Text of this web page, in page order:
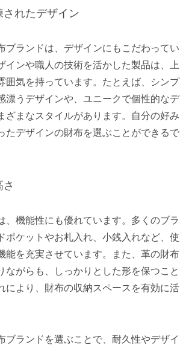
されたデザイン
ブランドは、デザインにもこだわってい
インや職人の技術を活かした製品は、上
囲気を持っています。たとえば、シンプ
漂うデザインや、ユニークで個性的なデ
ざまなスタイルがあります。自分の好み
たデザインの財布を選ぶことができるで
、機能性にも優れています。多くのブラ
ポケットやお札入れ、小銭入れなど、使
能を充実させています。また、革の財布
ながらも、しっかりとした形を保つこと
により、財布の収納スペースを有効に活
ブランドを選ぶことで、耐久性やデザイ